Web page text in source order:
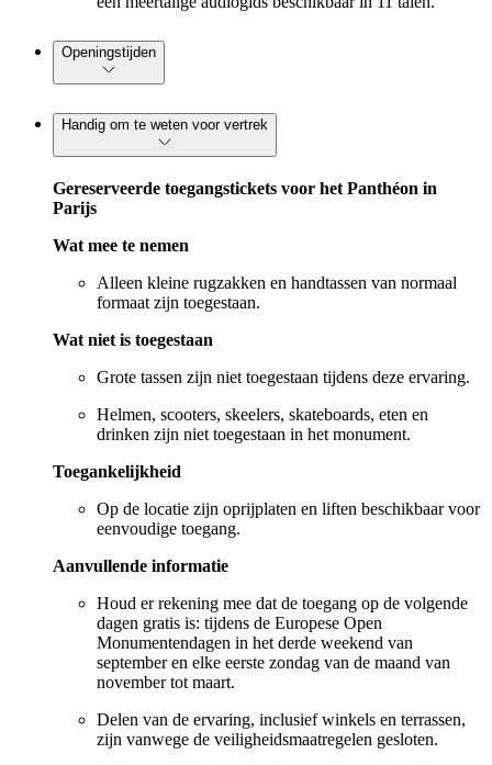
Openingstijden
Handig om te weten voor vertrek
Gereserveerde toegangstickets voor het Panthéon in
Parijs
Wat mee te nemen
Alleen kleine rugzakken en handtassen van normaal
formaat zijn toegestaan.
Wat niet is toegestaan
Grote tassen zijn niet toegestaan tijdens deze ervaring.
Helmen, scooters, skeelers, skateboards, eten en
drinken zijn niet toegestaan in het monument.
Toegankelijkheid
Op de locatie zijn oprijplaten en liften beschikbaar voor
eenvoudige toegang.
Aanvullende informatie
Houd er rekening mee dat de toegang op de volgende
dagen gratis is: tijdens de Europese Open
Monumentendagen in het derde weekend van
september en elke eerste zondag van de maand van
november tot maart.
Delen van de ervaring, inclusief winkels en terrassen,
zijn vanwege de veiligheidsmaatregelen gesloten.